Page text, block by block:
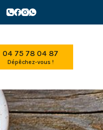
04 75 78 04 87
Dépêchez-vous !